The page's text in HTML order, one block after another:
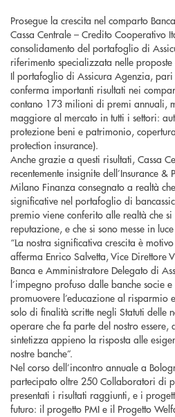
Prosegue la crescita nel comparto
Cassa Centrale – Credito Cooperativo
consolidamento del portafoglio di
riferimento specializzata nelle
Il portafoglio di Assicura Agenzia,
conferma importanti risultati nei
contano 173 milioni di premi annuali,
maggiore al mercato in tutti i settori:
protezione beni e patrimonio,
protection insurance).
Anche grazie a questi risultati, Cassa
recentemente insignite dell’Insurance
Milano Finanza consegnato a realtà
significative nel portafoglio di
premio viene conferito alle realtà che
reputazione, e che si sono messe in
“La nostra significativa crescita è
afferma Enrico Salvetta, Vice Direttore
Banca e Amministratore Delegato di
l’impegno profuso dalle banche socie
promuovere l’educazione al risparmio
solo di finalità scritte negli Statuti delle
operare che fa parte del nostro essere,
sintetizza appieno la risposta alle
nostre banche”.
Nel corso dell’incontro annuale a
partecipato oltre 250 Collaboratori di
presentati i risultati raggiunti, e i
futuro: il progetto PMI e il Progetto